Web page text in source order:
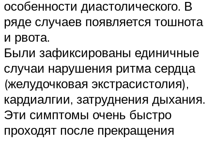
особенности диастолического. В
ряде случаев появляется тошнота
и рвота.
Были зафиксированы единичные
случаи нарушения ритма сердца
(желудочковая экстрасистолия),
кардиалгии, затруднения дыхания.
Эти симптомы очень быстро
проходят после прекращения